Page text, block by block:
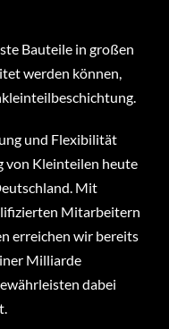
Bauteile in großen
werden können,
und Flexibilität
von Kleinteilen heute
Mit
Mitarbeitern
erreichen wir bereits
Milliarde
dabei